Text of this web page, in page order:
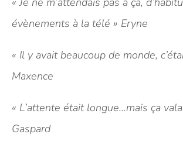
évènements à la télé » Eryne
« Il y avait beaucoup de monde,
Maxence
« L’attente était longue…mais ça
Gaspard